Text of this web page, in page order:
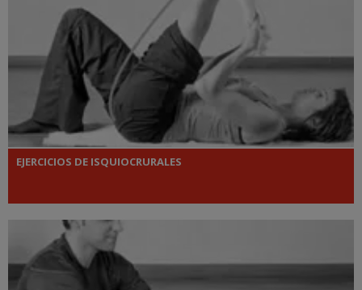
EJERCICIOS DE ISQUIOCRURALES